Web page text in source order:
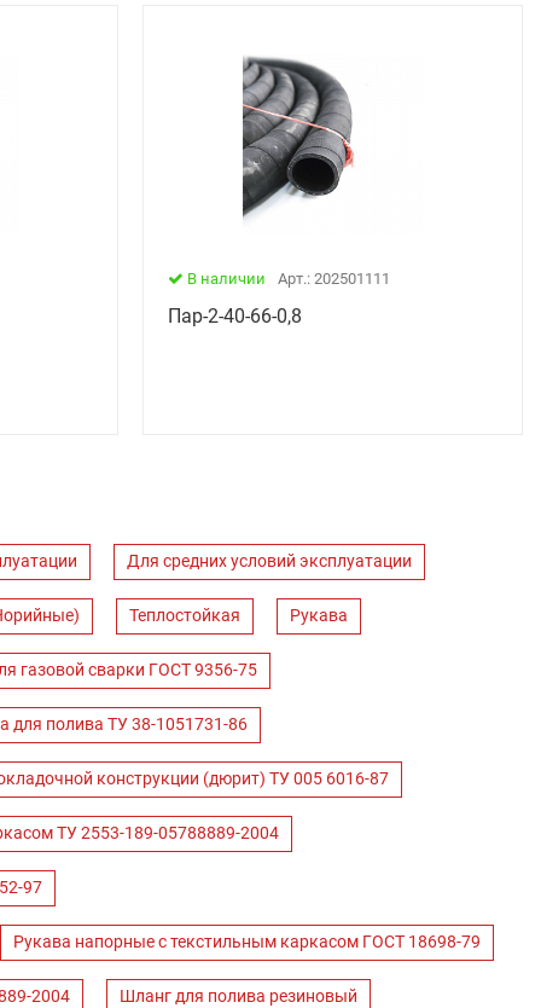
В наличии Арт.: 202501111
Пар-2-40-66-0,8
Для средних условий эксплуатации
Теплостойкая Рукава
газовой сварки ГОСТ 9356-75
для полива ТУ 38-1051731-86
конструкции (дюрит) ТУ 005 6016-87
ТУ 2553-189-05788889-2004
97
Рукава напорные с текстильным каркасом ГОСТ 18698-79
2004 Шланг для полива резиновый